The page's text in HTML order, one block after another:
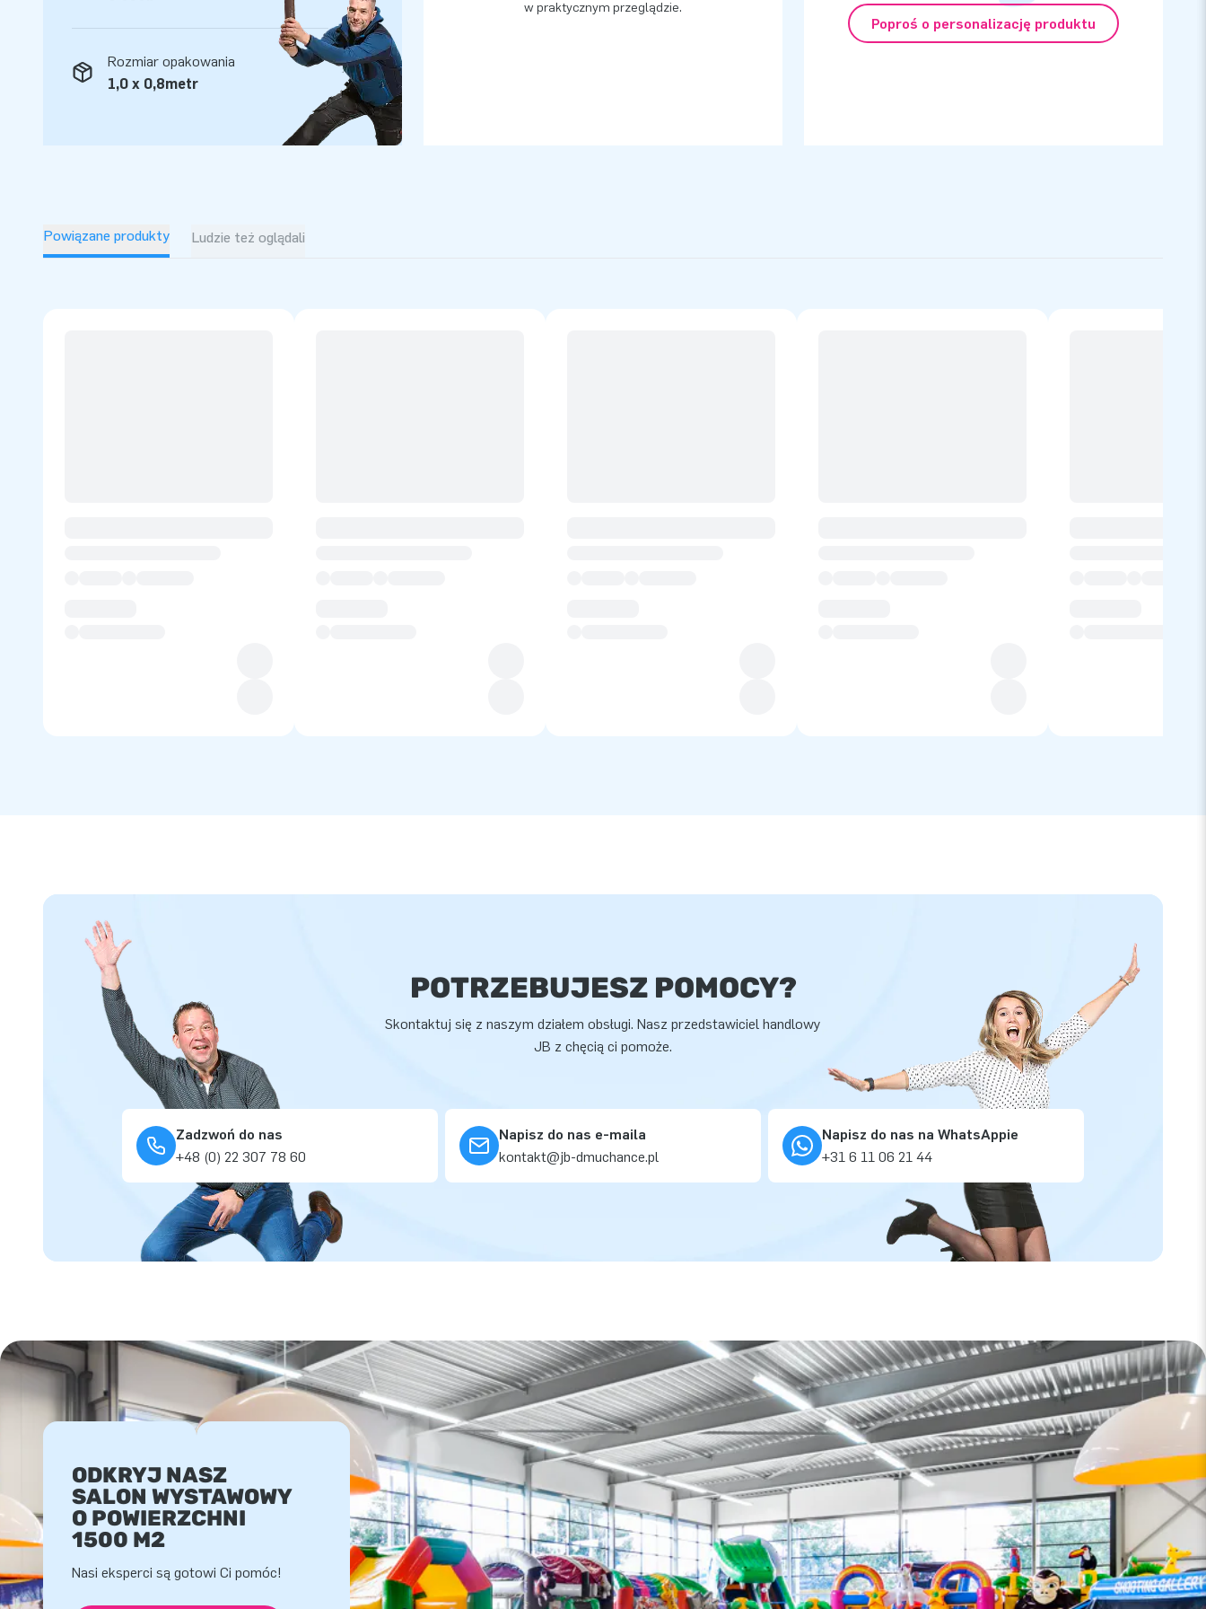
Rozmiar opakowania
1,0 x 0,8metr
w praktycznym przeglądzie.
Poproś o personalizację produktu
Powiązane produkty Ludzie też oglądali
POTRZEBUJESZ POMOCY?
Skontaktuj się z naszym działem obsługi. Nasz przedstawiciel handlowy
JB z chęcią ci pomoże.
Zadzwoń do nas
+48 (0) 22 307 78 60
Napisz do nas e-maila
kontakt@jb-dmuchance.pl
Napisz do nas na WhatsAppie
+31 6 11 06 21 44
ODKRYJ NASZ
SALON WYSTAWOWY
O POWIERZCHNI
1500 M2
Nasi eksperci są gotowi Ci pomóc!